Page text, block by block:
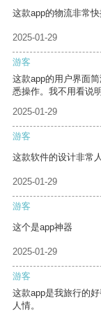
这款app的物流非常
2025-01-29
游客
这款app的用户界面
悉操作。我不用看说
2025-01-29
游客
这款软件的设计非常
2025-01-29
游客
这个是app神器
2025-01-29
游客
这款app是我旅行的
人情。